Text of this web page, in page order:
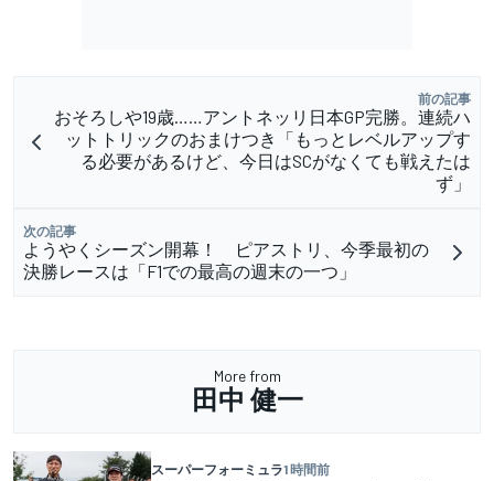
前の記事
おそろしや19歳……アントネッリ日本GP完勝。連続ハ
ットトリックのおまけつき「もっとレベルアップす
る必要があるけど、今日はSCがなくても戦えたは
ず」
次の記事
ようやくシーズン開幕！ ピアストリ、今季最初の
決勝レースは「F1での最高の週末の一つ」
More from
田中 健一
スーパーフォーミュラ1 時間前